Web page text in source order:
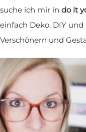
suche ich mir in do it
einfach Deko, DIY
Verschönern und